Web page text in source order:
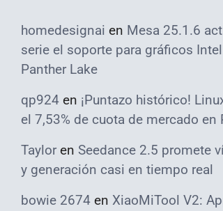
homedesignai en Mesa 25.1.6
serie el soporte para gráficos
Panther Lake
qp924 en ¡Puntazo histórico!
el 7,53% de cuota de mercado en
Taylor en Seedance 2.5 promete
y generación casi en tiempo real
bowie 2674 en XiaoMiTool V2: